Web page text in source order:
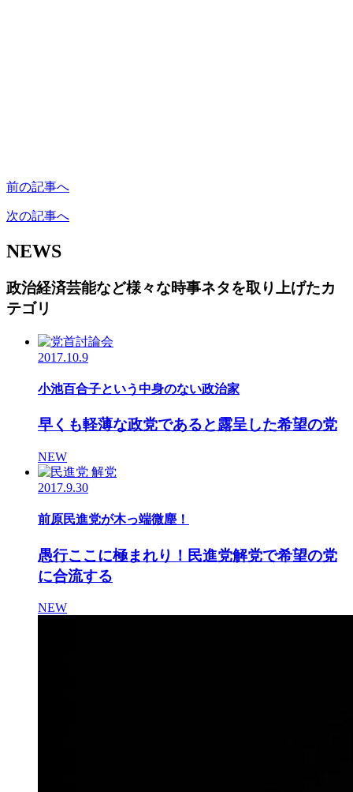
前の記事へ
次の記事へ
NEWS
政治経済芸能など様々な時事ネタを取り上げたカ
テゴリ
2017.10.9
小池百合子という中身のない政治家
早くも軽薄な政党であると露呈した希望の党
NEW
2017.9.30
前原民進党が木っ端微塵！
愚行ここに極まれり！民進党解党で希望の党
に合流する
NEW